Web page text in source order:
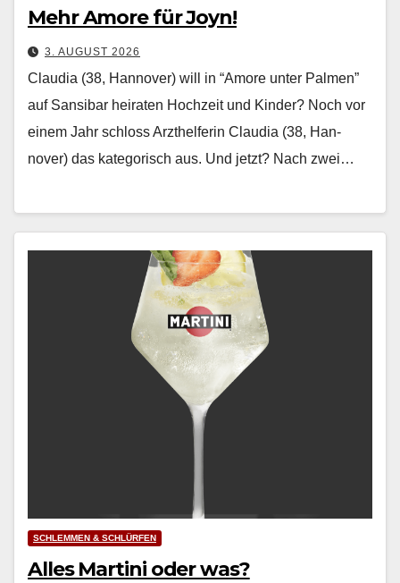
Mehr Amore für Joyn!
3. AUGUST 2026
Claudia (38, Hannover) will in “Amore unter Palmen”
auf Sansibar heiraten Hochzeit und Kinder? Noch vor
einem Jahr schloss Arzthelferin Clau­dia (38, Han­
nover) das kat­e­gorisch aus. Und jet­zt? Nach zwei…
SCHLEMMEN & SCHLÜRFEN
Alles Martini oder was?